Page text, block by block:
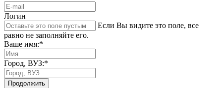
Логин
Если Вы видите это поле, все
равно не заполняйте его.
Ваше имя:*
Город, ВУЗ:*
Продолжить